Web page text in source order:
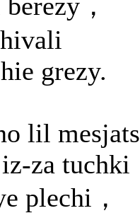
grezy.
lil mesjats
za tuchki
plechi，